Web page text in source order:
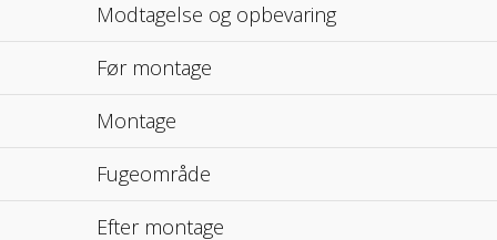
Modtagelse og opbevaring
Før montage
Montage
Fugeområde
Efter montage